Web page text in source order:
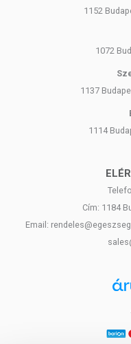
1152
1072
1137
1114
Cím: 1184
Email: